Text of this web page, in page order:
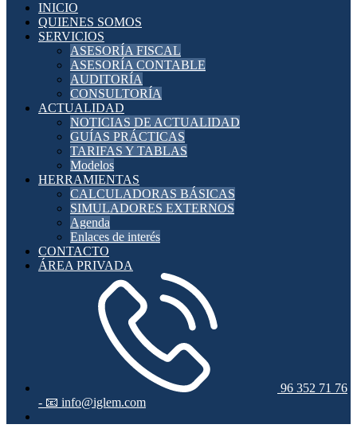
INICIO
QUIENES SOMOS
SERVICIOS
ASESORÍA FISCAL
ASESORÍA CONTABLE
AUDITORÍA
CONSULTORÍA
ACTUALIDAD
NOTICIAS DE ACTUALIDAD
GUÍAS PRÁCTICAS
TARIFAS Y TABLAS
Modelos
HERRAMIENTAS
CALCULADORAS BÁSICAS
SIMULADORES EXTERNOS
Agenda
Enlaces de interés
CONTACTO
ÁREA PRIVADA
96 352 71 76
- 📧 info@iglem.com